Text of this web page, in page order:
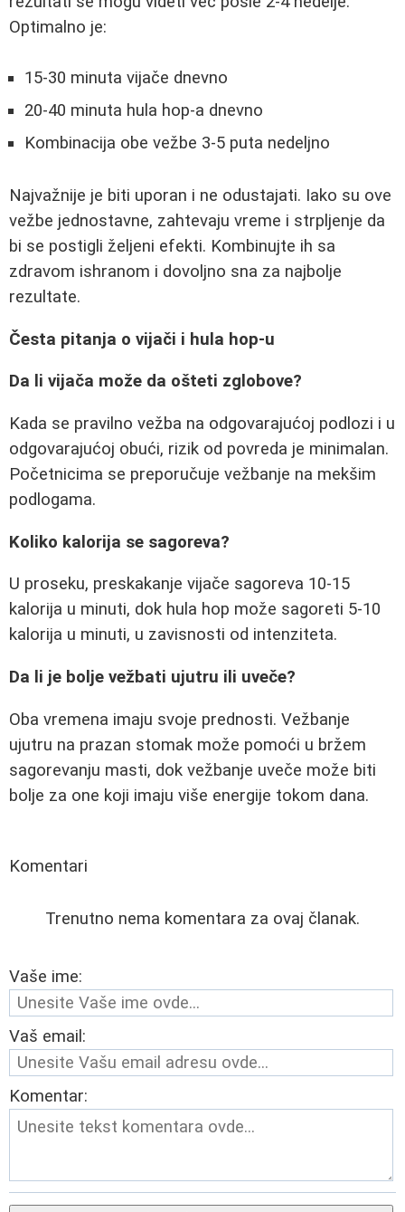
Optimalno je:
15-30 minuta vijače dnevno
20-40 minuta hula hop-a dnevno
Kombinacija obe vežbe 3-5 puta nedeljno
Najvažnije je biti uporan i ne odustajati. Iako su ove
vežbe jednostavne, zahtevaju vreme i strpljenje da
bi se postigli željeni efekti. Kombinujte ih sa
zdravom ishranom i dovoljno sna za najbolje
rezultate.
Česta pitanja o vijači i hula hop-u
Da li vijača može da ošteti zglobove?
Kada se pravilno vežba na odgovarajućoj podlozi i u
odgovarajućoj obući, rizik od povreda je minimalan.
Početnicima se preporučuje vežbanje na mekšim
podlogama.
Koliko kalorija se sagoreva?
U proseku, preskakanje vijače sagoreva 10-15
kalorija u minuti, dok hula hop može sagoreti 5-10
kalorija u minuti, u zavisnosti od intenziteta.
Da li je bolje vežbati ujutru ili uveče?
Oba vremena imaju svoje prednosti. Vežbanje
ujutru na prazan stomak može pomoći u bržem
sagorevanju masti, dok vežbanje uveče može biti
bolje za one koji imaju više energije tokom dana.
Komentari
Trenutno nema komentara za ovaj članak.
Vaše ime:
Vaš email:
Komentar: